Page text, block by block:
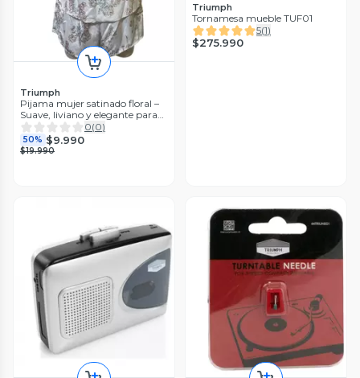
Triumph
Pijama mujer satinado floral –
Suave, liviano y elegante para
dormir
0(0)
50% $9.990
$19.990
Triumph
Tornamesa mueble TUF01
5(1)
$275.990